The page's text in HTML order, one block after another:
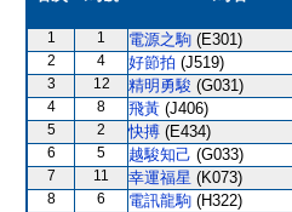
1 1 電源之駒 (E301)
2
4 好節拍 (J519)
3
12 精明勇駿 (G031)
4
8 飛黃 (J406)
5
2 快搏 (E434)
6
5 越駿知己 (G033)
7
11 幸運福星 (K073)
8
6 電訊龍駒 (H322)